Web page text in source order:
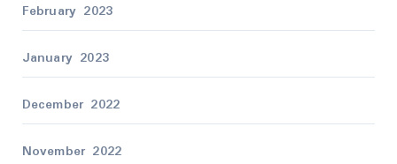
February 2023
January 2023
December 2022
November 2022